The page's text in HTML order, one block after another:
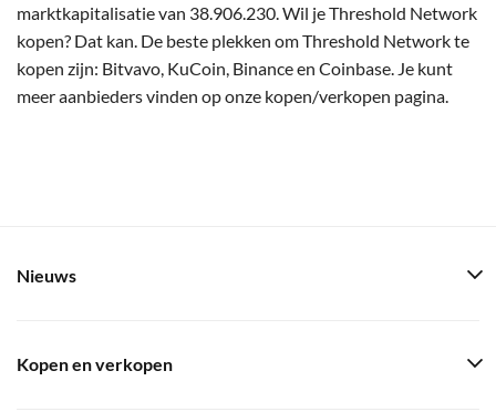
marktkapitalisatie van 38.906.230. Wil je Threshold Network
kopen? Dat kan. De beste plekken om Threshold Network te
kopen zijn: Bitvavo, KuCoin, Binance en Coinbase. Je kunt
meer aanbieders vinden op onze kopen/verkopen pagina.
Nieuws
Kopen en verkopen